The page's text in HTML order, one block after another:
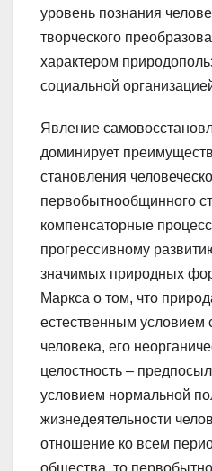
уровень познания
творческого
характером
социальной
Явление
доминирует
становления
первобытнообщинного
компенсаторные
прогрессивному
значимых природных
Маркса о том, что
естественным условием
человека, его
целостность –
условием нормальной
жизнедеятельности
отношение ко всем